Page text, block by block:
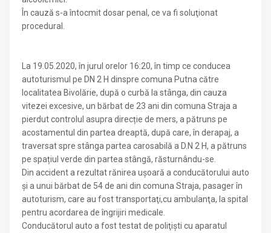
În cauză s-a întocmit dosar penal, ce va fi soluţionat
procedural.
La 19.05.2020, în jurul orelor 16:20, în timp ce conducea
autoturismul pe DN 2 H dinspre comuna Putna către
localitatea Bivolărie, după o curbă la stânga, din cauza
vitezei excesive, un bărbat de 23 ani din comuna Straja a
pierdut controlul asupra direcție de mers, a pătruns pe
acostamentul din partea dreaptă, după care, în derapaj, a
traversat spre stânga partea carosabilă a D.N 2 H, a pătruns
pe spațiul verde din partea stângă, răsturnându-se.
Din accident a rezultat rănirea uşoară a conducătorului auto
şi a unui bărbat de 54 de ani din comuna Straja, pasager în
autoturism, care au fost transportaţi,cu ambulanţa, la spital
pentru acordarea de îngrijiri medicale.
Conducătorul auto a fost testat de poliţişti cu aparatul